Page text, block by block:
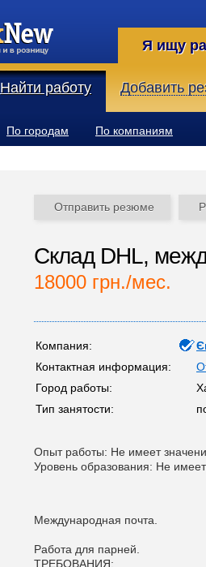
Я ищу
Найти работу Добавить
По городам По компаниям
Отправить резюме
Склад DHL,
18000 грн./мес.
Компания:
Контактная информация:
Город работы:
Тип занятости:
Опыт работы: Не имеет
Уровень образования: Не
Международная почта.
Работа для парней.
ТРЕБОВАНИЯ: